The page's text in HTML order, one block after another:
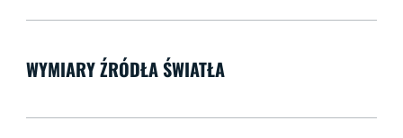
WYMIARY ŹRÓDŁA ŚWIATŁA